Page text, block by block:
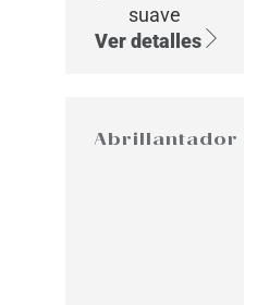
suave
Ver detalles
Abrillantador